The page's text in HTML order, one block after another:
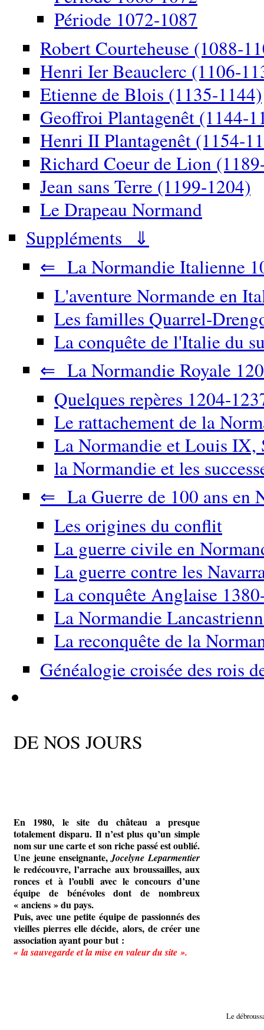
Période 1072-1087
Robert Courteheuse (1088-
Henri Ier Beauclerc (1106-
Etienne de Blois (1135-1144)
Geoffroi Plantagenêt (1144-
Henri II Plantagenêt (1154-
Richard Coeur de Lion
Jean sans Terre (1199-1204)
Le Drapeau Normand
Suppléments ⇓
⇐ La Normandie Italienne
L'aventure Normande en
Les familles Quarrel-
La conquête de l'Italie du
⇐ La Normandie Royale
Quelques repères 1204-
Le rattachement de la
La Normandie et Louis IX,
la Normandie et les
⇐ La Guerre de 100 ans en
Les origines du conflit
La guerre civile en
La guerre contre les
La conquête Anglaise
La Normandie
La reconquête de la
Généalogie croisée des rois
DE NOS JOURS
En 1980, le site du château a presque
totalement disparu. Il n’est plus qu’un simple
nom sur une carte et son riche passé est oublié.
Une jeune enseignante,Jocelyne Leparmentier
le redécouvre, l’arrache aux broussailles, aux
ronces et à l’oubli avec le concours d’une
équipe de bénévoles dont de nombreux
« anciens » du pays.
Puis, avec une petite équipe de passionnés des
vieilles pierres elle décide, alors, de créer une
association ayant pour but :
« la sauvegarde et la mise en valeur du site ».
Le